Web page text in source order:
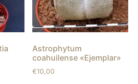
Astrophytum
coahuilense «Ejemplar»
€10,00